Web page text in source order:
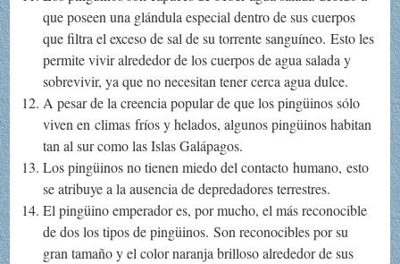
que poseen una glándula especial dentro de sus cuerpos
que filtra el exceso de sal de su torrente sanguíneo. Esto les
permite vivir alrededor de los cuerpos de agua salada y
sobrevivir, ya que no necesitan tener cerca agua dulce.
A pesar de la creencia popular de que los pingüinos sólo
viven en climas fríos y helados, algunos pingüinos habitan
tan al sur como las Islas Galápagos.
Los pingüinos no tienen miedo del contacto humano, esto
se atribuye a la ausencia de depredadores terrestres.
El pingüino emperador es, por mucho, el más reconocible
de dos los tipos de pingüinos. Son reconocibles por su
gran tamaño y el color naranja brilloso alrededor de sus